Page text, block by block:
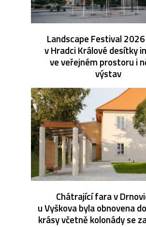
Landscape Festival
v Hradci Králové desítky
ve veřejném prostoru i
výstav
Chátrající fara v
u Vyškova byla obnovena
krásy včetně kolonády se